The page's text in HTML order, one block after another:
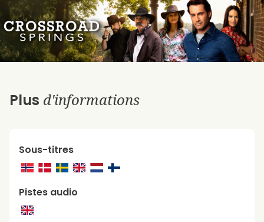
Plus d'informations
Sous-titres
Pistes audio